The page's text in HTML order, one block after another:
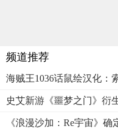
频道推荐
海贼王1036话鼠绘汉化：
史艾新游《噩梦之门》衍
《浪漫沙加：Re宇宙》